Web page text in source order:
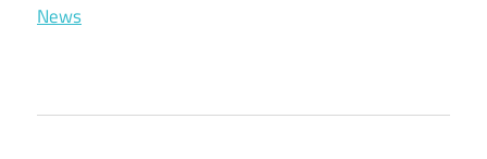
News